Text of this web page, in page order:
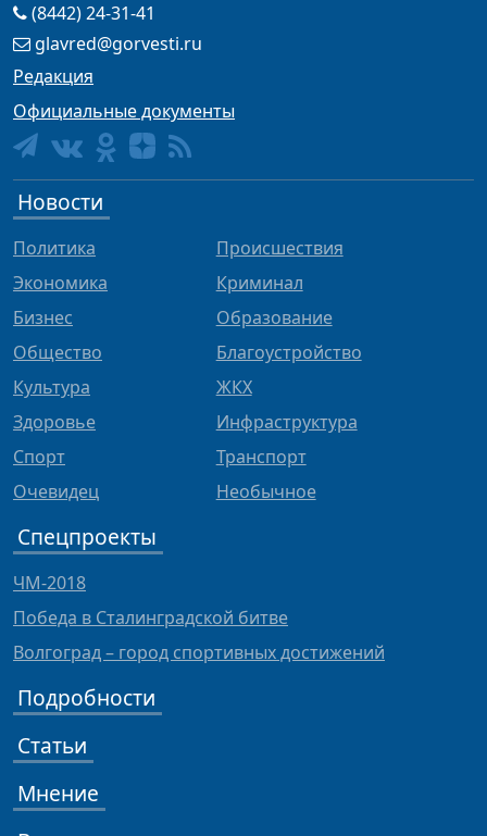
(8442) 24-31-41
glavred@gorvesti.ru
Редакция
Официальные документы
Новости
Политика
Экономика
Бизнес
Общество
Культура
Здоровье
Спорт
Очевидец
Происшествия
Криминал
Образование
Благоустройство
ЖКХ
Инфраструктура
Транспорт
Необычное
Спецпроекты
ЧМ-2018
Победа в Сталинградской битве
Волгоград – город спортивных достижений
Подробности
Статьи
Мнение